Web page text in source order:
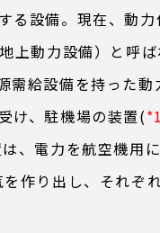
る設備。現在、動力
上動力設備）と呼ば
需給設備を持った動
け、駐機場の装置(*1
、電力を航空機用
作り出し、それぞ